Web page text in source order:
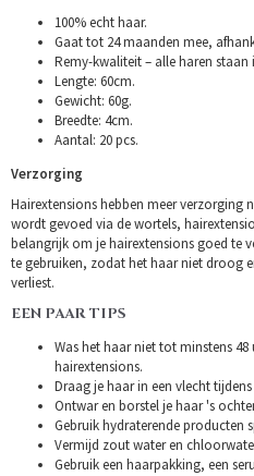
100% echt haar.
Gaat tot 24 maanden mee,
Remy-kwaliteit – alle haren staan
Lengte: 60cm.
Gewicht: 60g.
Breedte: 4cm.
Aantal: 20 pcs.
Verzorging
Hairextensions hebben meer verzorging
wordt gevoed via de wortels,
belangrijk om je hairextensions goed te
te gebruiken, zodat het haar niet droog
verliest.
EEN PAAR TIPS
Was het haar niet tot minstens
hairextensions.
Draag je haar in een vlecht
Ontwar en borstel je haar 's
Gebruik hydraterende producten
Vermijd zout water en
Gebruik een haarpakking, een